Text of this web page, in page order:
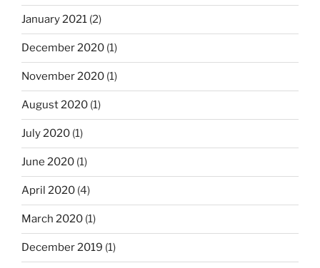
January 2021 (2)
December 2020 (1)
November 2020 (1)
August 2020 (1)
July 2020 (1)
June 2020 (1)
April 2020 (4)
March 2020 (1)
December 2019 (1)